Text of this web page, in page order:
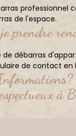
professionnel
de l'espace.
prendre
débarras
de contact en